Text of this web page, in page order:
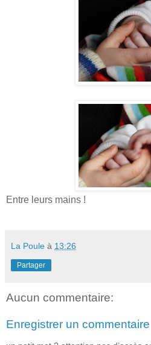
Entre leurs mains !
La Poule à 13:26
Partager
Aucun commentaire:
Enregistrer un commentaire